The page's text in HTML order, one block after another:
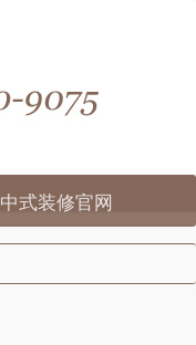
中式装修官网